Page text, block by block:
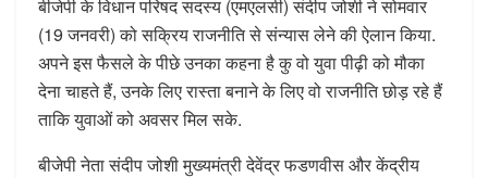
बीजेपी के विधान परिषद सदस्य (एमएलसी) संदीप जोशी ने सोमवार
(19 जनवरी) को सक्रिय राजनीति से संन्यास लेने की ऐलान किया.
अपने इस फैसले के पीछे उनका कहना है कु वो युवा पीढ़ी को मौका
देना चाहते हैं, उनके लिए रास्ता बनाने के लिए वो राजनीति छोड़ रहे हैं
ताकि युवाओं को अवसर मिल सके.
बीजेपी नेता संदीप जोशी मुख्यमंत्री देवेंद्र फडणवीस और केंद्रीय